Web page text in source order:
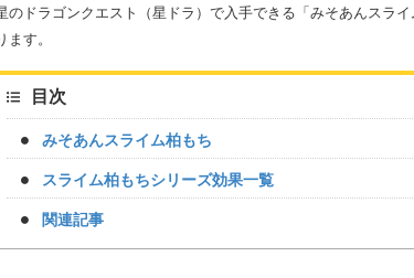
のドラゴンクエスト（星ドラ）で入手できる「みそあんスラ
ます。
目次
みそあんスライム柏もち
スライム柏もちシリーズ効果一覧
関連記事